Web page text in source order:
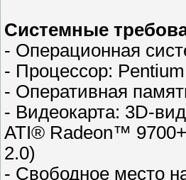
Системные
- Операционная
- Процессор:
- Оперативная
- Видеокарта: 3D-
ATI® Radeon™
2.0)
- Свободное место